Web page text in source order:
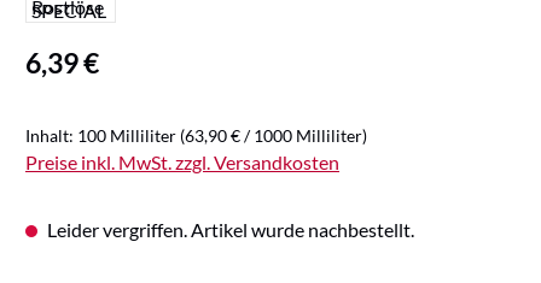
Regulärer Preis:
6,39 €
Inhalt: 100 Milliliter (63,90 € / 1000 Milliliter)
Preise inkl. MwSt. zzgl. Versandkosten
Leider vergriffen. Artikel wurde nachbestellt.